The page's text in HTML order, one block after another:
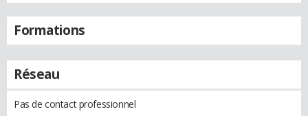
Formations
Réseau
Pas de contact professionnel